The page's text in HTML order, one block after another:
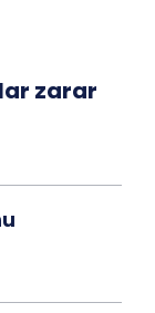
zarar